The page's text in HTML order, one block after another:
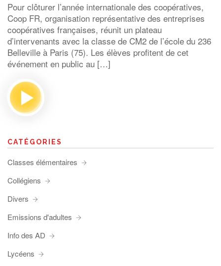
Pour clôturer l’année internationale des coopératives,
Coop FR, organisation représentative des entreprises
coopératives françaises, réunit un plateau
d’intervenants avec la classe de CM2 de l’école du 236
Belleville à Paris (75). Les élèves profitent de cet
événement en public au […]
CATÉGORIES
Classes élémentaires
Collégiens
Divers
Emissions d'adultes
Info des AD
Lycéens